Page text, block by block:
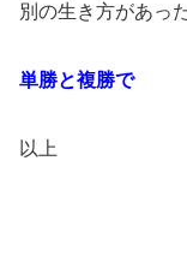
別の生き方があっ
単勝と複勝で
以上